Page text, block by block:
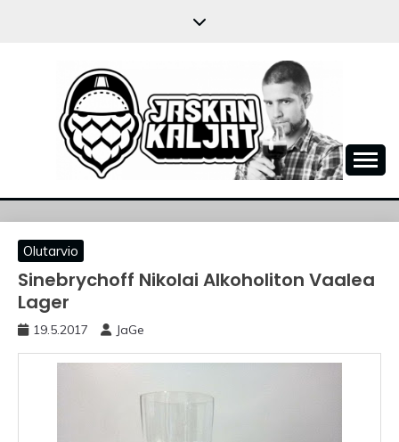
JASKANKALJAT
Olutarvio
Sinebrychoff Nikolai Alkoholiton Vaalea
Lager
19.5.2017 JaGe